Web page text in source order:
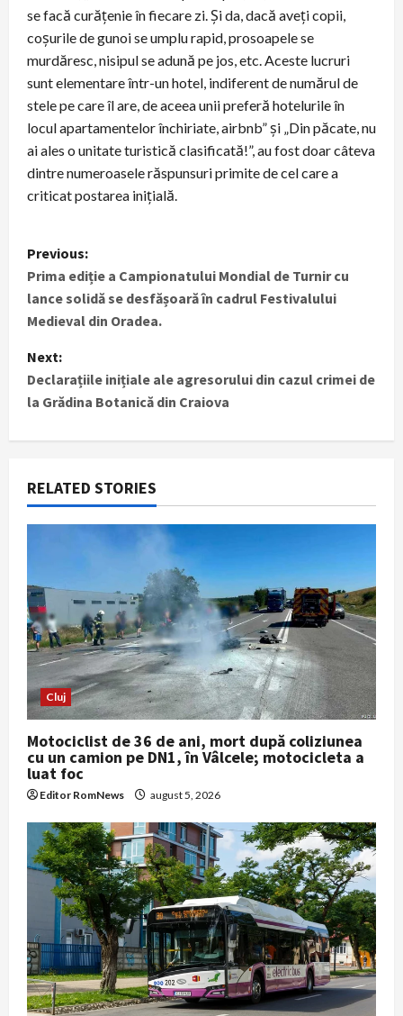
se facă curățenie în fiecare zi. Și da, dacă aveți copii,
coșurile de gunoi se umplu rapid, prosoapele se
murdăresc, nisipul se adună pe jos, etc. Aceste lucruri
sunt elementare într-un hotel, indiferent de numărul de
stele pe care îl are, de aceea unii preferă hotelurile în
locul apartamentelor închiriate, airbnb” și „Din păcate, nu
ai ales o unitate turistică clasificată!”, au fost doar câteva
dintre numeroasele răspunsuri primite de cel care a
criticat postarea inițială.
P
o
s
t
n
a
v
i
a
t
i
o
n
Previous:
Prima ediție a Campionatului Mondial de Turnir cu
lance solidă se desfășoară în cadrul Festivalului
Medieval din Oradea.
Next:
Declarațiile inițiale ale agresorului din cazul crimei de
la Grădina Botanică din Craiova
RELATED STORIES
Cluj
Motociclist de 36 de ani, mort după coliziunea
cu un camion pe DN1, în Vâlcele; motocicleta a
luat foc
Editor RomNews august 5, 2026